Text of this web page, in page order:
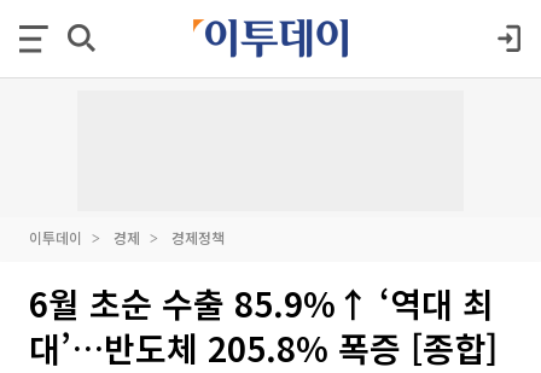
이투데이 경제 경제정책
6월 초순 수출 85.9%↑ ‘역대 최
대’…반도체 205.8% 폭증 [종합]